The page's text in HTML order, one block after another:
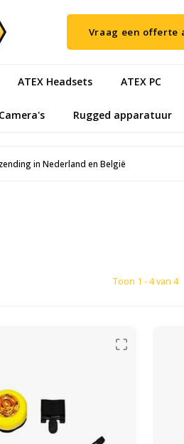
Vraag een offerte
ATEX Headsets ATEX PC
Rugged apparatuur
in Nederland en België
Toon 1 - 4 van 4